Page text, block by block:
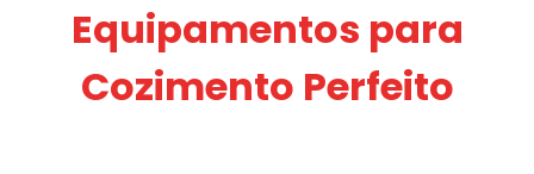
Equipamentos para
Cozimento Perfeito